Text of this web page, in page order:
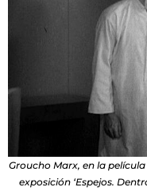
Groucho Marx, en la
exposición ‘Espejos.